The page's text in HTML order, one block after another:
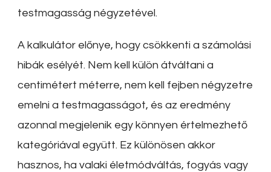
testmagasság négyzetével.
A kalkulátor előnye, hogy csökkenti a számolási
hibák esélyét. Nem kell külön átváltani a
centimétert méterre, nem kell fejben négyzetre
emelni a testmagasságot, és az eredmény
azonnal megjelenik egy könnyen értelmezhető
kategóriával együtt. Ez különösen akkor
hasznos, ha valaki életmódváltás, fogyás vagy